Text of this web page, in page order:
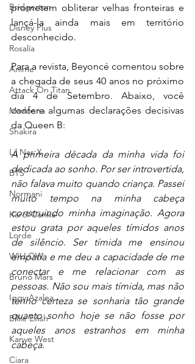
Bridgerton
Disney Plus
Rosalía
Anime
Attack On Titan
Madonna
Shakira
Lil Nas X
BTS
Normani
Karol Conká
Lorde
WILLOW
Bruno Mars
Iggy Azalea
Billie Eilish
Kanye West
Ciara
prometem obliterar velhas fronteiras e
lançá-la ainda mais em território
desconhecido.
Para a revista, Beyoncé comentou sobre
a chegada de seus 40 anos no próximo
dia 4 de Setembro. Abaixo, você
confere algumas declarações decisivas
da Queen B:
A primeira década da minha vida foi
dedicada ao sonho. Por ser introvertida,
não falava muito quando criança. Passei
muito tempo na minha cabeça
construindo minha imaginação. Agora
estou grata por aqueles tímidos anos
de silêncio. Ser tímida me ensinou
empatia e me deu a capacidade de me
conectar e me relacionar com as
pessoas. Não sou mais tímida, mas não
tenho certeza se sonharia tão grande
quanto sonho hoje se não fosse por
aqueles anos estranhos em minha
cabeça.